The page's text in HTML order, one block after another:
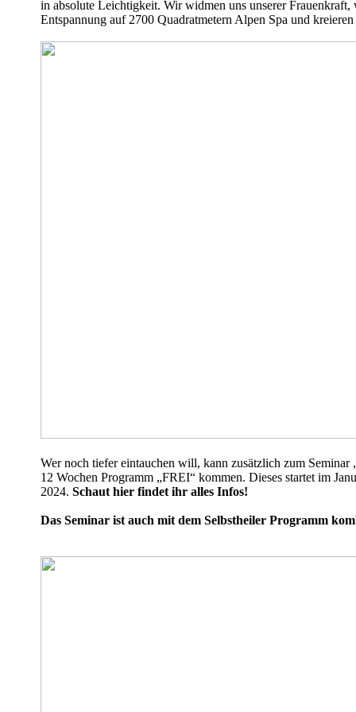
in absolute Leichtigkeit. Wir widmen uns unserer Frauenkraft,
Entspannung auf 2700 Quadratmetern Alpen Spa und kreieren
Wer noch tiefer eintauchen will, kann zusätzlich zum Seminar
12 Wochen Programm „FREI“ kommen. Dieses startet im
2024. Schaut hier findet ihr alles Infos!
Das Seminar ist auch mit dem Selbstheiler Programm